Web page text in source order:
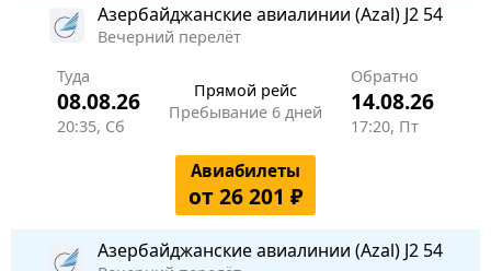
Азербайджанские авиалинии (Azal) J2 54
Вечерний перелёт
Туда
08.08.26
20:35, Сб
Прямой рейс
Пребывание 6 дней
Обратно
14.08.26
17:20, Пт
Авиабилеты
от 26 201 ₽
Азербайджанские авиалинии (Azal) J2 54